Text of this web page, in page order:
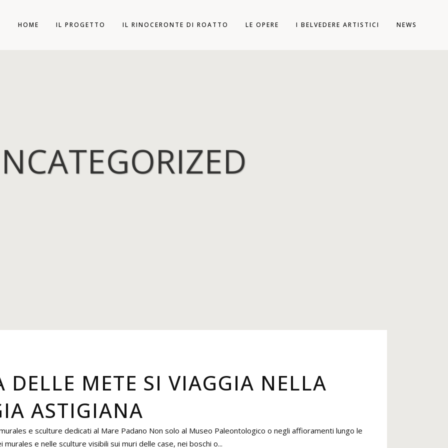
HOME IL PROGETTO IL RINOCERONTE DI ROATTO LE OPERE I BELVEDERE ARTISTICI NEWS
DELLE METE SI VIAGGIA NELLA
ASTIGIANA
e sculture dedicati al Mare Padano Non solo al Museo Paleontologico o negli affioramenti lungo le
e nelle sculture visibili sui muri delle case, nei boschi o...